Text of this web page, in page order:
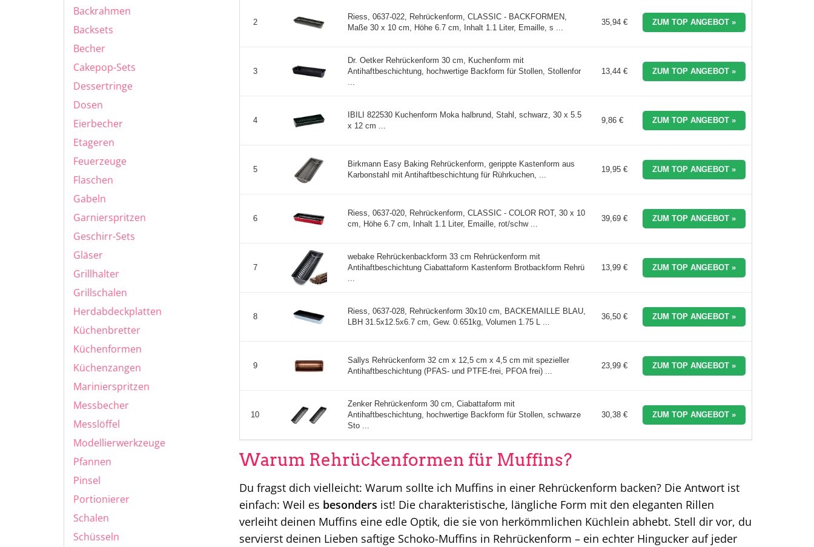
Backrahmen
Backsets
Becher
Cakepop-Sets
Dessertringe
Dosen
Eierbecher
Etageren
Feuerzeuge
Flaschen
Gabeln
Garnierspritzen
Geschirr-Sets
Gläser
Grillhalter
Grillschalen
Herdabdeckplatten
Küchenbretter
Küchenformen
Küchenzangen
Marinierspritzen
Messbecher
Messlöffel
Modellierwerkzeuge
Pfannen
Pinsel
Portionierer
Schalen
Schüsseln
2
Riess, 0637-022, Rehrückenform, CLASSIC - BACKFORMEN,
Maße 30 x 10 cm, Höhe 6.7 cm, Inhalt 1.1 Liter, Emaille, s ...
35,94 € ZUM TOP ANGEBOT »
3
Dr. Oetker Rehrückenform 30 cm, Kuchenform mit
Antihaftbeschichtung, hochwertige Backform für Stollen, Stollenfor
...
13,44 € ZUM TOP ANGEBOT »
4
IBILI 822530 Kuchenform Moka halbrund, Stahl, schwarz, 30 x 5.5
x 12 cm ...
9,86 € ZUM TOP ANGEBOT »
5
Birkmann Easy Baking Rehrückenform, gerippte Kastenform aus
Karbonstahl mit Antihaftbeschichtung für Rührkuchen, ...
19,95 € ZUM TOP ANGEBOT »
6
Riess, 0637-020, Rehrückenform, CLASSIC - COLOR ROT, 30 x 10
cm, Höhe 6.7 cm, Inhalt 1.1 Liter, Emaille, rot/schw ...
39,69 € ZUM TOP ANGEBOT »
7
webake Rehrückenbackform 33 cm Rehrückenform mit
Antihaftbeschichtung Ciabattaform Kastenform Brotbackform Rehrü
...
13,99 € ZUM TOP ANGEBOT »
8
Riess, 0637-028, Rehrückenform 30x10 cm, BACKEMAILLE BLAU,
LBH 31.5x12.5x6.7 cm, Gew. 0.651kg, Volumen 1.75 L ...
36,50 € ZUM TOP ANGEBOT »
9
Sallys Rehrückenform 32 cm x 12,5 cm x 4,5 cm mit spezieller
Antihaftbeschichtung (PFAS- und PTFE-frei, PFOA frei) ...
23,99 € ZUM TOP ANGEBOT »
10
Zenker Rehrückenform 30 cm, Ciabattaform mit
Antihaftbeschichtung, hochwertige Backform für Stollen, schwarze
Sto ...
30,38 € ZUM TOP ANGEBOT »
Warum Rehrückenformen für Muffins?
Du fragst dich vielleicht: Warum sollte ich Muffins in einer Rehrückenform backen? Die Antwort ist
einfach: Weil es besonders ist! Die charakteristische, längliche Form mit den eleganten Rillen
verleiht deinen Muffins eine edle Optik, die sie von herkömmlichen Küchlein abhebt. Stell dir vor, du
servierst deinen Lieben saftige Schoko-Muffins in Rehrückenform – ein echter Hingucker auf jeder